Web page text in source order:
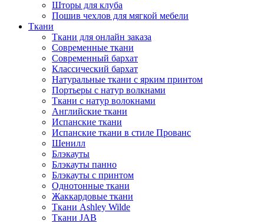
Шторы для клуба
Пошив чехлов для мягкой мебели
Ткани
Ткани для онлайн заказа
Современные ткани
Современный бархат
Классический бархат
Натуральные ткани с ярким принтом
Портьеры с натур волкнами
Ткани с натур волокнами
Английские ткани
Испанские ткани
Испанские ткани в стиле Прованс
Шенилл
Блэкауты
Блэкауты панно
Блэкауты с принтом
Однотонные ткани
Жаккардовые ткани
Ткани Ashley Wilde
Ткани JAB